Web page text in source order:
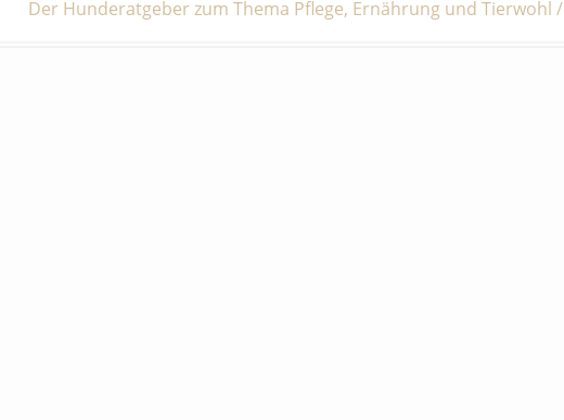
Der Hunderatgeber zum Thema Pflege, Ernährung und Tierwohl